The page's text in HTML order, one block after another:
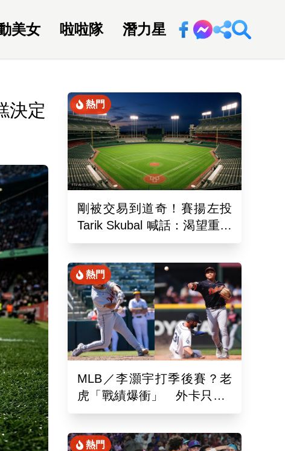
美女 啦啦隊 潛力星 回新聞網
決定 熱門
剛被交易到道奇！賽揚左投
Tarik Skubal 喊話：渴望重返
老虎隊
熱門
MLB／李灝宇打季後賽？老
虎「戰績爆衝」 外卡只差1
場、客場6系列賽連勝
熱門